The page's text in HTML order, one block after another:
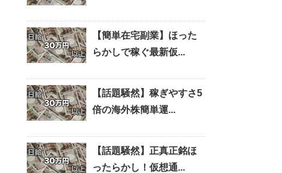
【簡単在宅副業】ほった
らかしで稼ぐ最新仮...
【話題騒然】稼ぎやすさ5
倍の海外株簡単運...
【話題騒然】正真正銘ほ
ったらかし！仮想通...